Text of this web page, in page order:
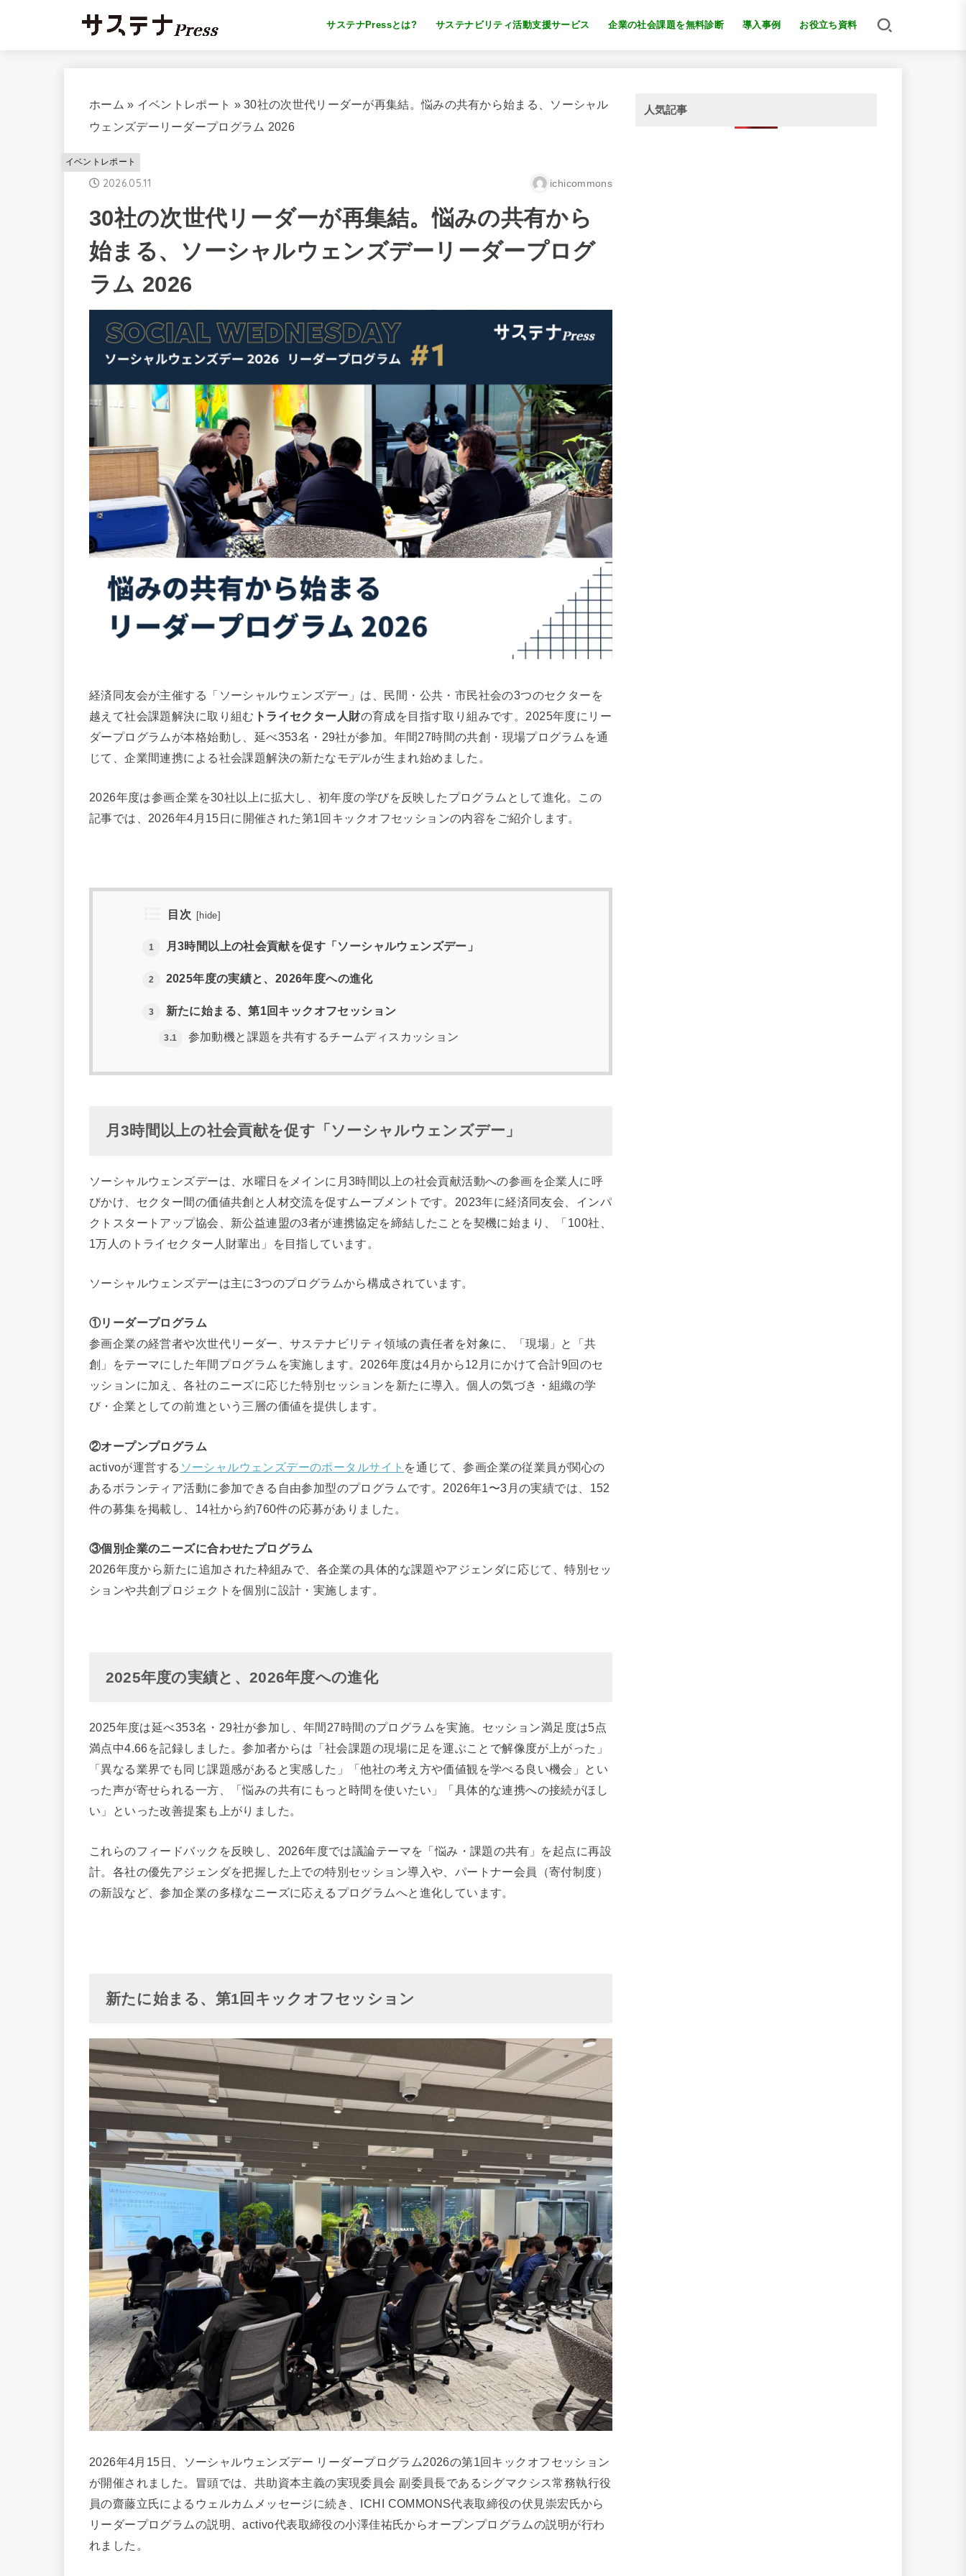
サステナPressとは? サステナビリティ活動支援サービス 企業の社会課題を無料診断 導入事例 お役立ち資料
ホーム » イベントレポート »30社の次世代リーダーが再集結。悩みの共有から始まる、ソーシャル
ウェンズデーリーダープログラム 2026
イベントレポート
2026.05.11 ichicommons
30社の次世代リーダーが再集結。悩みの共有から
始まる、ソーシャルウェンズデーリーダープログ
ラム 2026
経済同友会が主催する「ソーシャルウェンズデー」は、民間・公共・市民社会の3つのセクターを
越えて社会課題解決に取り組む トライセクター人財の育成を目指す取り組みです。2025年度にリー
ダープログラムが本格始動し、延べ353名・29社が参加。年間27時間の共創・現場プログラムを通
じて、企業間連携による社会課題解決の新たなモデルが生まれ始めました。
2026年度は参画企業を30社以上に拡大し、初年度の学びを反映したプログラムとして進化。この
記事では、2026年4月15日に開催された第1回キックオフセッションの内容をご紹介します。
目次 [hide]
1 月3時間以上の社会貢献を促す「ソーシャルウェンズデー」
2 2025年度の実績と、2026年度への進化
3 新たに始まる、第1回キックオフセッション
3.1 参加動機と課題を共有するチームディスカッション
月3時間以上の社会貢献を促す「ソーシャルウェンズデー」
ソーシャルウェンズデーは、水曜日をメインに月3時間以上の社会貢献活動への参画を企業人に呼
びかけ、セクター間の価値共創と人材交流を促すムーブメントです。2023年に経済同友会、インパ
クトスタートアップ協会、新公益連盟の3者が連携協定を締結したことを契機に始まり、「100社、
1万人のトライセクター人財輩出」を目指しています。
ソーシャルウェンズデーは主に3つのプログラムから構成されています。
①リーダープログラム
参画企業の経営者や次世代リーダー、サステナビリティ領域の責任者を対象に、「現場」と「共
創」をテーマにした年間プログラムを実施します。2026年度は4月から12月にかけて合計9回のセ
ッションに加え、各社のニーズに応じた特別セッションを新たに導入。個人の気づき・組織の学
び・企業としての前進という三層の価値を提供します。
②オープンプログラム
activoが運営する ソーシャルウェンズデーのポータルサイト を通じて、参画企業の従業員が関心の
あるボランティア活動に参加できる自由参加型のプログラムです。2026年1〜3月の実績では、152
件の募集を掲載し、14社から約760件の応募がありました。
③個別企業のニーズに合わせたプログラム
2026年度から新たに追加された枠組みで、各企業の具体的な課題やアジェンダに応じて、特別セッ
ションや共創プロジェクトを個別に設計・実施します。
2025年度の実績と、2026年度への進化
2025年度は延べ353名・29社が参加し、年間27時間のプログラムを実施。セッション満足度は5点
満点中4.66を記録しました。参加者からは「社会課題の現場に足を運ぶことで解像度が上がった」
「異なる業界でも同じ課題感があると実感した」「他社の考え方や価値観を学べる良い機会」とい
った声が寄せられる一方、「悩みの共有にもっと時間を使いたい」「具体的な連携への接続がほし
い」といった改善提案も上がりました。
これらのフィードバックを反映し、2026年度では議論テーマを「悩み・課題の共有」を起点に再設
計。各社の優先アジェンダを把握した上での特別セッション導入や、パートナー会員（寄付制度）
の新設など、参加企業の多様なニーズに応えるプログラムへと進化しています。
新たに始まる、第1回キックオフセッション
2026年4月15日、ソーシャルウェンズデー リーダープログラム2026の第1回キックオフセッション
が開催されました。冒頭では、共助資本主義の実現委員会 副委員長であるシグマクシス常務執行役
員の齋藤立氏によるウェルカムメッセージに続き、ICHI COMMONS代表取締役の伏見崇宏氏から
リーダープログラムの説明、activo代表取締役の小澤佳祐氏からオープンプログラムの説明が行わ
れました。
人気記事